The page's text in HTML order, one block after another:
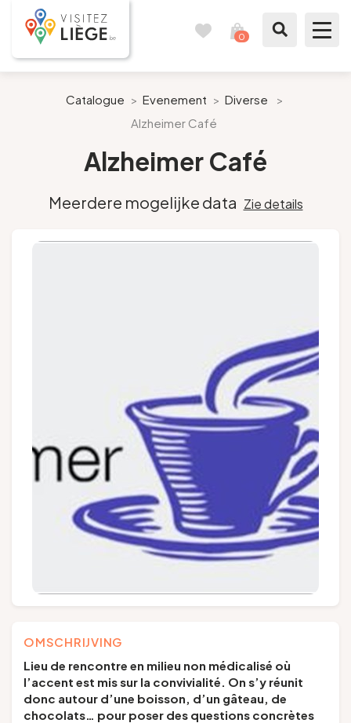
0
Bereid mijn verblijf voor
Volg ons
DE
Catalogue > Evenement > Diverse
>
Alzheimer Café
Alzheimer Café
Meerdere mogelijke data Zie details
OMSCHRIJVING
Lieu de rencontre en milieu non médicalisé où
l’accent est mis sur la convivialité. On s’y réunit
donc autour d’une boisson, d’un gâteau, de
chocolats… pour poser des questions concrètes